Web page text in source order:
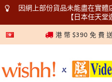
因網上部份貨品未能盡在實體
【日本任天堂
港 幣 $390 免 費